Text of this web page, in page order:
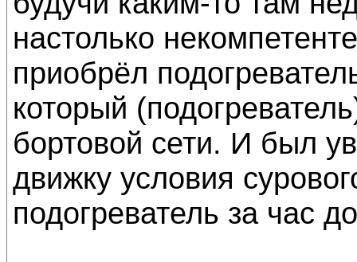
настолько
приобрёл
который
бортовой сети. И был
движку условия
подогреватель за час